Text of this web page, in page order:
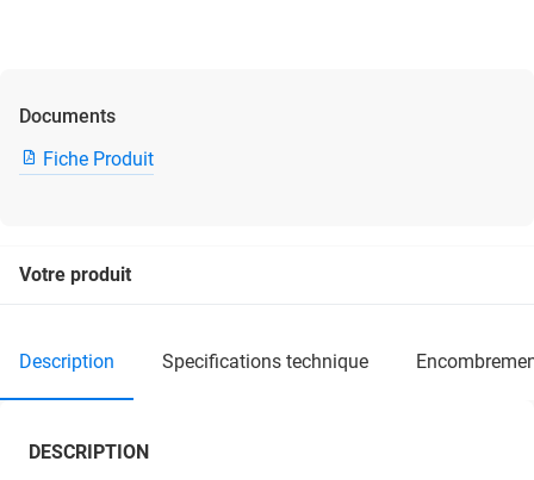
Documents
Fiche Produit
Votre produit
description specifications technique
DESCRIPTION